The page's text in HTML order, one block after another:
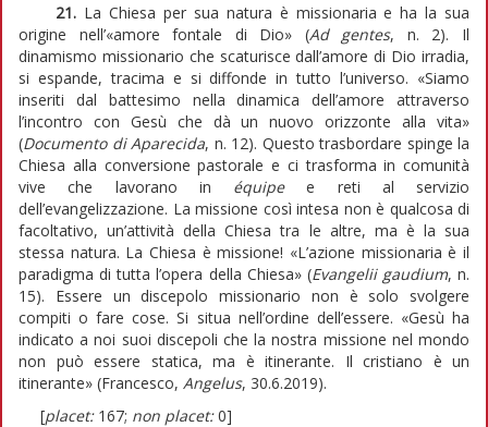
21. La Chiesa per sua natura è missionaria e ha la sua
origine nell’«amore fontale di Dio» (Ad gentes, n. 2). Il
dinamismo missionario che scaturisce dall’amore di Dio irradia,
si espande, tracima e si diffonde in tutto l’universo. «Siamo
inseriti dal battesimo nella dinamica dell’amore attraverso
l’incontro con Gesù che dà un nuovo orizzonte alla vita»
(Documento di Aparecida, n. 12). Questo trasbordare spinge la
Chiesa alla conversione pastorale e ci trasforma in comunità
vive che lavorano in équipee reti al servizio
dell’evangelizzazione. La missione così intesa non è qualcosa di
facoltativo, un’attività della Chiesa tra le altre, ma è la sua
stessa natura. La Chiesa è missione! «L’azione missionaria è il
paradigma di tutta l’opera della Chiesa» (Evangelii gaudium, n.
15). Essere un discepolo missionario non è solo svolgere
compiti o fare cose. Si situa nell’ordine dell’essere. «Gesù ha
indicato a noi suoi discepoli che la nostra missione nel mondo
non può essere statica, ma è itinerante. Il cristiano è un
itinerante» (Francesco, Angelus, 30.6.2019).
[placet: 167; non placet:0]